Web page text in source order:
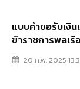
แบบคำขอรับเงิ
ข้าราชการพลเ
สถาบันนิติวิทยา
20 ก.พ. 2025